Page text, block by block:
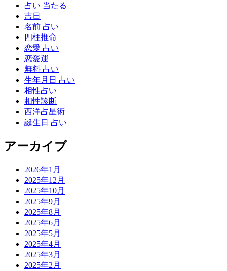
占い 当たる
吉日
名前 占い
四柱推命
恋愛 占い
恋愛運
無料 占い
生年月日 占い
相性占い
相性診断
西洋占星術
誕生日 占い
アーカイブ
2026年1月
2025年12月
2025年10月
2025年9月
2025年8月
2025年6月
2025年5月
2025年4月
2025年3月
2025年2月